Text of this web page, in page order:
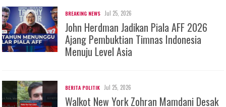
BREAKING NEWS Jul 25, 2026
John Herdman Jadikan Piala AFF 2026
Ajang Pembuktian Timnas Indonesia
Menuju Level Asia
BERITA POLITIK Jul 25, 2026
Walkot New York Zohran Mamdani Desak